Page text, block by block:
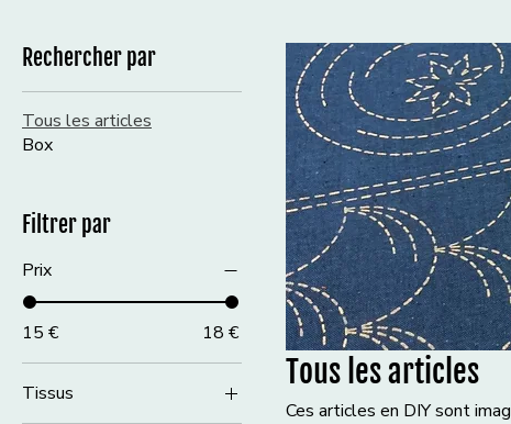
Rechercher par
Tous les articles
Box
Filtrer par
Prix
15 € 18 €
Tissus
Tous les articles
Ces articles en DIY sont